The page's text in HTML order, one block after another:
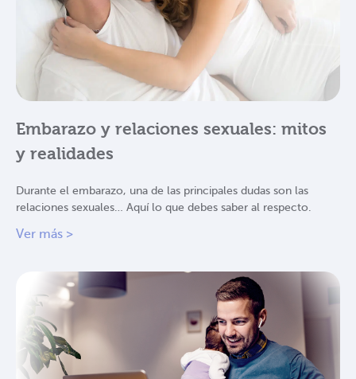
Embarazo y relaciones sexuales: mitos
y realidades
Durante el embarazo, una de las principales dudas son las
relaciones sexuales… Aquí lo que debes saber al respecto.
Ver más >